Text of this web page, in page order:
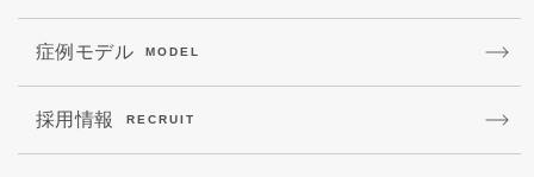
症例モデル MODEL
採用情報 RECRUIT